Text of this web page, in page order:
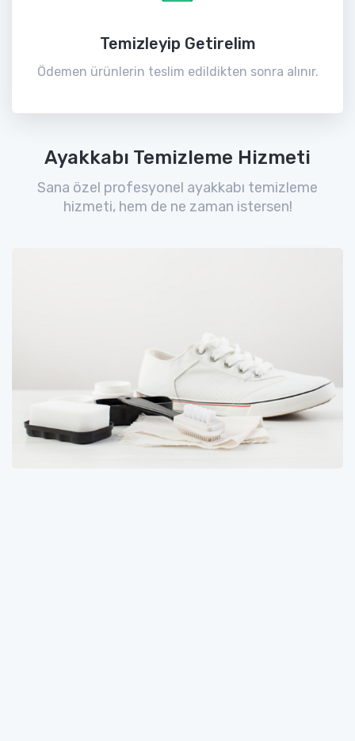
Temizleyip Getirelim
Ödemen ürünlerin teslim edildikten sonra alınır.
Ayakkabı Temizleme Hizmeti
Sana özel profesyonel ayakkabı temizleme
hizmeti, hem de ne zaman istersen!